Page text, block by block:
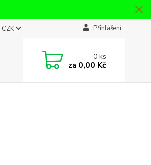
CZK Přihlášení
0ks
za 0,00 Kč